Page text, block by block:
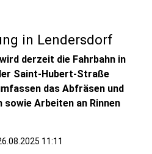
in Lendersdorf
derzeit die Fahrbahn in
Saint-Hubert-Straße
das Abfräsen und
sowie Arbeiten an Rinnen
11:11